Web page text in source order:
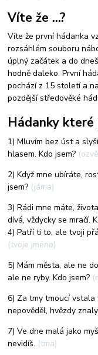
Víte že ...?
Víte že první hádanka
rozsáhlém souboru
úplný začátek a do
hodně daleko. První
pochází z 15 století a
pozdější středověké
Hádanky
1) Mluvím bez úst a
hlasem. Kdo jsem?
2) Když mne ubíráte,
jsem? (jáma)
3) Rádi mne máte,
dívá, vždycky se mračí.
4) Patří ti to, ale tvoji
(tvoje jméno)
5) Mám města, ale ne
ale ne ryby. Kdo jsem?
6) Za tmy tmoucí vstala
nepověděl, hvězdy
7) Ve dne malá jako
nevidíš. (tma)